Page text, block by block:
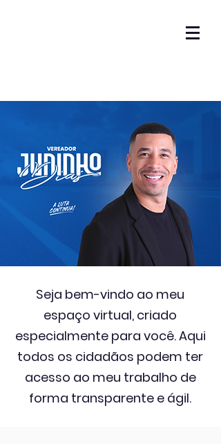
Seja bem-vindo ao meu
espaço virtual, criado
especialmente para você. Aqui
todos os cidadãos podem ter
acesso ao meu trabalho de
forma transparente e ágil.